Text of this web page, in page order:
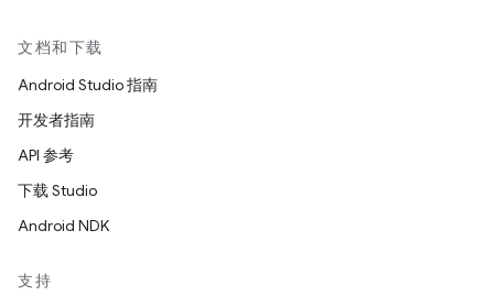
文档和下载
Android Studio 指南
开发者指南
API 参考
下载 Studio
Android NDK
支持